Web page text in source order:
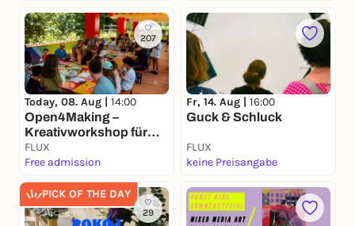
Gegenwart
207
Today, 08. Aug | 14:00
Open4Making –
Kreativworkshop für
Jung und Alt!
FLUX
Free admission
Fr, 14. Aug | 16:00
Guck & Schluck
FLUX
keine Preisangabe
PICK OF THE DAY
29